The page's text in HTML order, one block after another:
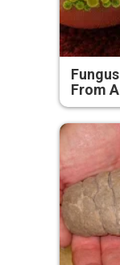
From